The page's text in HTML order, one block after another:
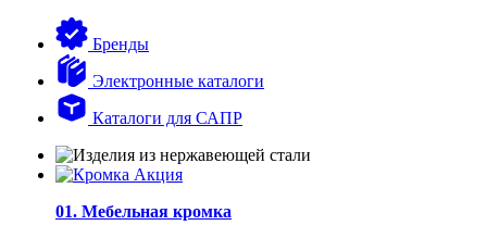
Бренды
Электронные каталоги
Каталоги для САПР
01. Мебельная кромка